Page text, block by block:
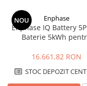
NOU Enphase
Enphase IQ Battery 5P
Baterie 5kWh
Ready
16.661,82 RON
STOC DEPOZIT